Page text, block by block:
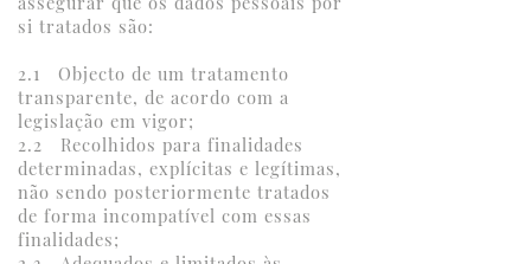
si tratados são:
2.1 Objecto de um tratamento
transparente, de acordo com a
legislação em vigor;
2.2 Recolhidos para finalidades
determinadas, explícitas e legítimas,
não sendo posteriormente tratados
de forma incompatível com essas
finalidades;